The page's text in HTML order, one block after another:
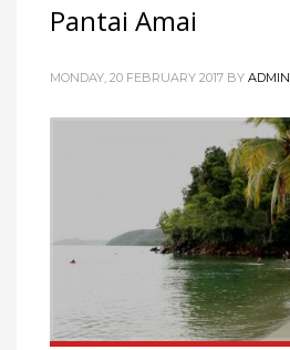
Pantai Amai
MONDAY, 20 FEBRUARY 2017 BY ADMIN